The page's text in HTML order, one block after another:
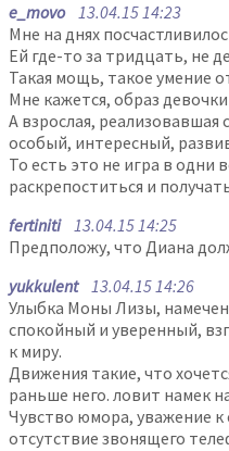
e_movo13.04.15 14:23
Мне на днях
Ей где-то за тридцать, не
Такая мощь, такое умение
Мне кажется, образ
А взрослая,
особый, интересный,
То есть это не игра в одни
раскрепоститься и
fertiniti13.04.15 14:25
Предположу, что Диана
yukkulent13.04.15 14:26
Улыбка Моны Лизы,
спокойный и уверенный,
к миру.
Движения такие, что
раньше него. ловит намек
Чувство юмора, уважение к
отсутствие звонящего